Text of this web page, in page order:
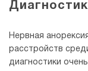
Нервная
расстройств
диагностики